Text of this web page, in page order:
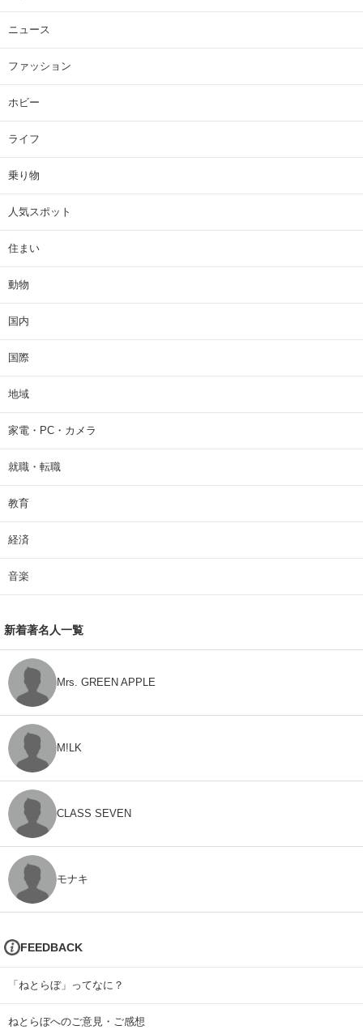
ニュース
ファッション
ホビー
ライフ
乗り物
人気スポット
住まい
動物
国内
国際
地域
家電・PC・カメラ
就職・転職
教育
経済
音楽
新着著名人一覧
Mrs. GREEN APPLE
M!LK
CLASS SEVEN
モナキ
FEEDBACK
「ねとらぼ」ってなに？
ねとらぼへのご意見・ご感想